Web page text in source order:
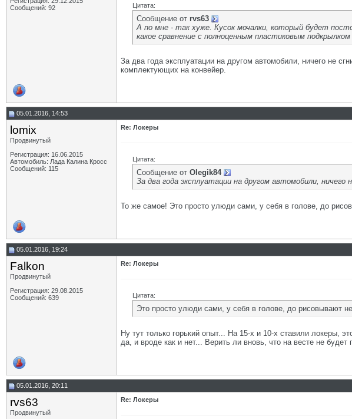
Сообщений: 92
Цитата:
Сообщение от rvs63
А по мне - так хуже. Кусок мочалки, который будет
какое сравнение с полноценным пластиковым
За два года эксплуатации на другом автомобили, ничего не
комплектующих на конвейер.
05.01.2016, 14:53
lomix
Продвинутый
Регистрация: 16.06.2015
Автомобиль: Лада Калина Кросс
Сообщений: 115
Re: Локеры
Цитата:
Сообщение от Olegik84
За два года эксплуатации на другом автомобили, ничего
То же самое! Это просто улюди сами, у себя в голове, до
05.01.2016, 19:24
Falkon
Продвинутый
Регистрация: 29.08.2015
Сообщений: 639
Re: Локеры
Цитата:
Это просто улюди сами, у себя в голове, до рисовывают
Ну тут только горький опыт... На 15-х и 10-х ставили локеры,
да, и вроде как и нет... Верить ли вновь, что на весте не будет
05.01.2016, 20:11
rvs63
Продвинутый
Re: Локеры